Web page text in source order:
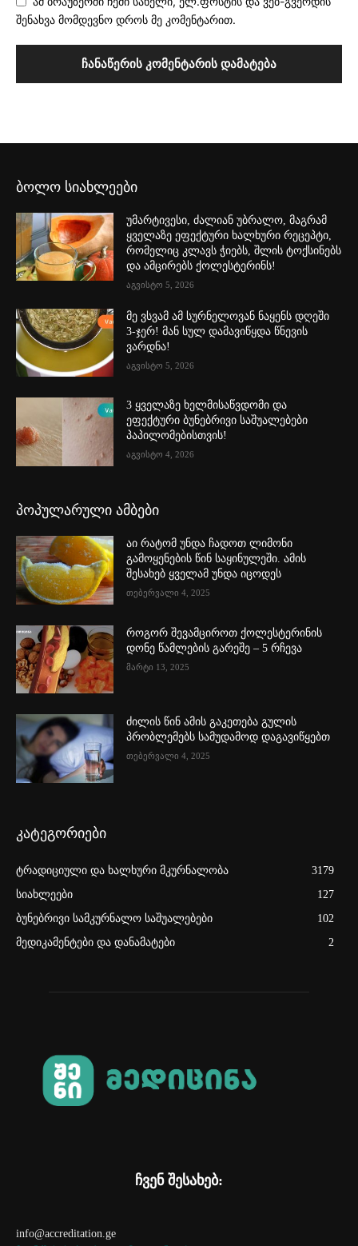
შენახვა მომდევნო დროს მე კომენტარით.
ბოლო სიახლეები
უმარტივესი, ძალიან უბრალო, მაგრამ
ყველაზე ეფექტური ხალხური რეცეპტი,
რომელიც კლავს ჭიებს, შლის ტოქსინებს
და ამცირებს ქოლესტერინს!
აგვისტო 5, 2026
მე ვსვამ ამ სურნელოვან ნაყენს დღეში
3-ჯერ! მან სულ დამავიწყდა წნევის
ვარდნა!
აგვისტო 5, 2026
3 ყველაზე ხელმისაწვდომი და
ეფექტური ბუნებრივი საშუალებები
პაპილომებისთვის!
აგვისტო 4, 2026
პოპულარული ამბები
აი რატომ უნდა ჩადოთ ლიმონი
გამოყენების წინ საყინულეში. ამის
შესახებ ყველამ უნდა იცოდეს
თებერვალი 4, 2025
როგორ შევამციროთ ქოლესტერინის
დონე წამლების გარეშე – 5 რჩევა
მარტი 13, 2025
ძილის წინ ამის გაკეთება გულის
პრობლემებს სამუდამოდ დაგავიწყებთ
თებერვალი 4, 2025
კატეგორიები
ტრადიციული და ხალხური მკურნალობა
3179
სიახლეები
127
ბუნებრივი სამკურნალო საშუალებები
102
მედიკამენტები და დანამატები
2
ჩვენ შესახებ:
info@accreditation.ge